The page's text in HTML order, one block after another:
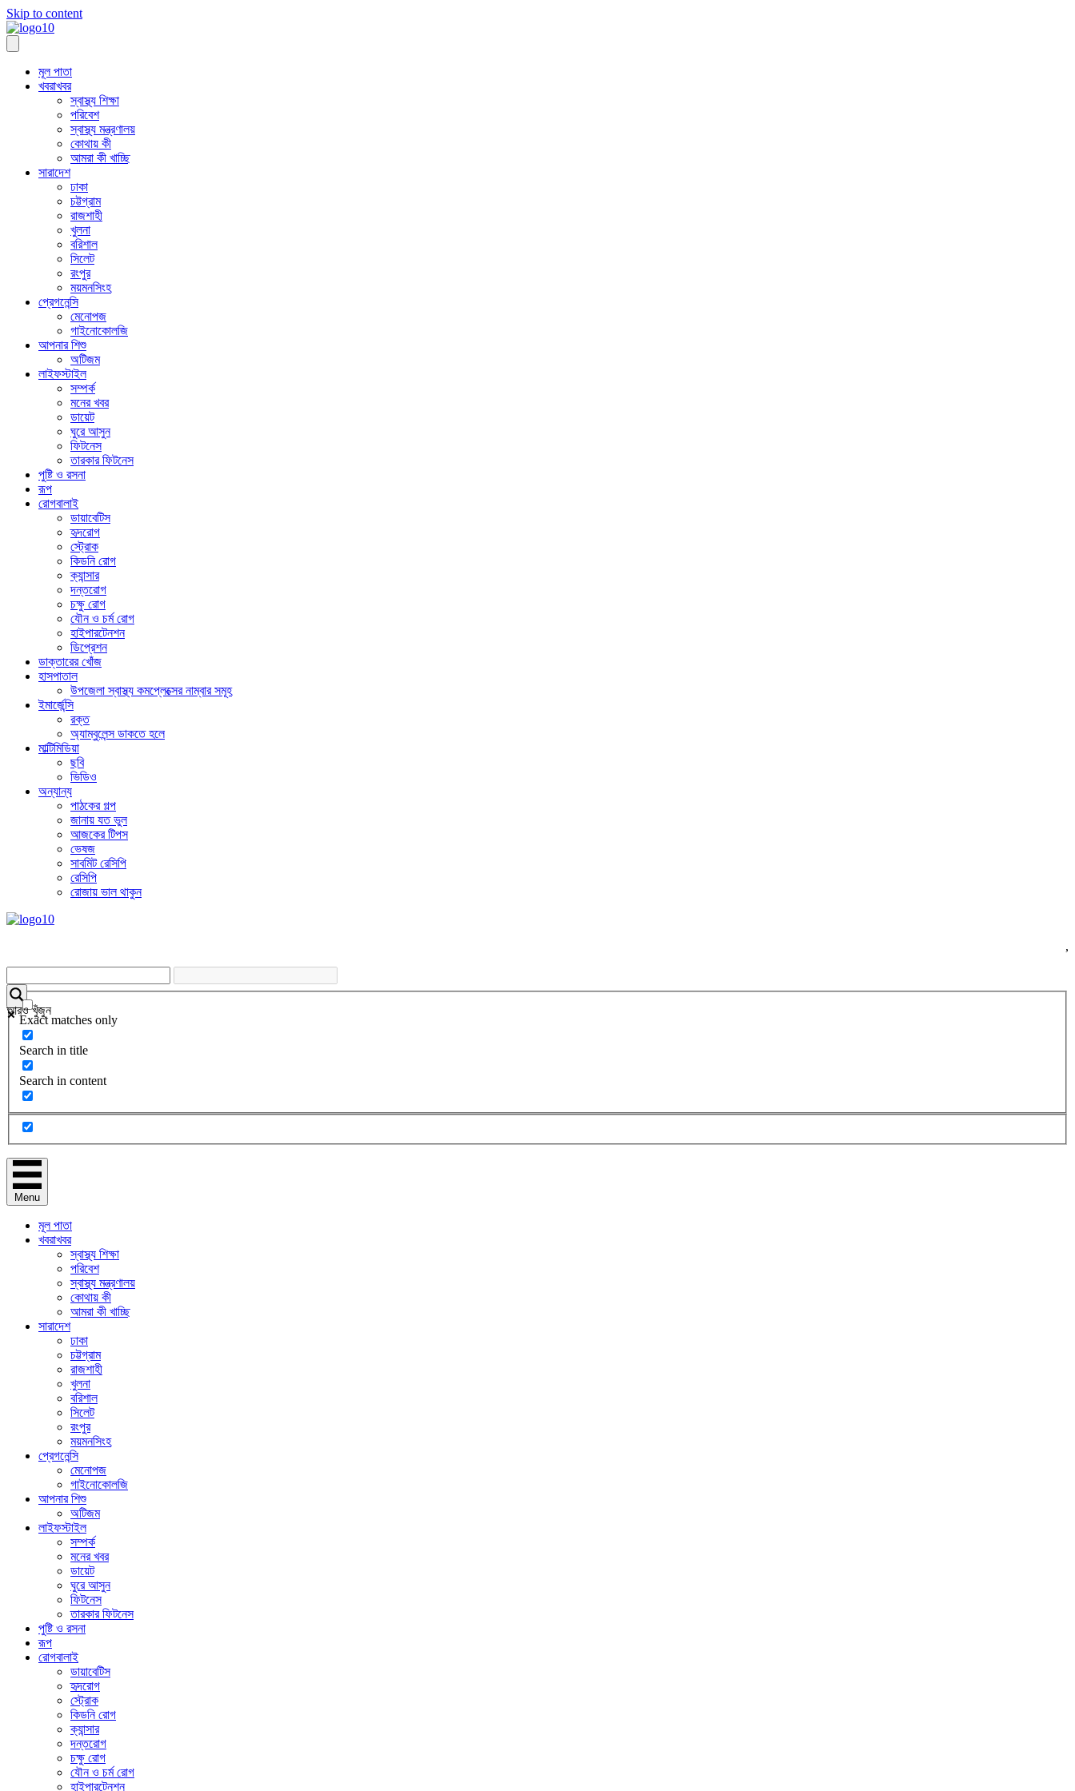
Skip to content
মূল পাতা
খবরাখবর
স্বাস্থ্য শিক্ষা
পরিবেশ
স্বাস্থ্য মন্ত্রণালয়
কোথায় কী
আমরা কী খাচ্ছি
সারাদেশ
ঢাকা
চট্টগ্রাম
রাজশাহী
খুলনা
বরিশাল
সিলেট
রংপুর
ময়মনসিংহ
প্রেগনেন্সি
মেনোপজ
গাইনোকোলজি
আপনার শিশু
অটিজম
লাইফস্টাইল
সম্পর্ক
মনের খবর
ডায়েট
ঘুরে আসুন
ফিটনেস
তারকার ফিটনেস
পুষ্টি ও রসনা
রূপ
রোগবালাই
ডায়াবেটিস
হৃদরোগ
স্ট্রোক
কিডনি রোগ
ক্যান্সার
দন্তরোগ
চক্ষু রোগ
যৌন ও চর্ম রোগ
হাইপারটেনশন
ডিপ্রেশন
ডাক্তারের খোঁজ
হাসপাতাল
উপজেলা স্বাস্থ্য কমপ্লেক্সের নাম্বার সমূহ
ইমার্জেন্সি
রক্ত
অ্যাম্বুলেন্স ডাকতে হলে
মাল্টিমিডিয়া
ছবি
ভিডিও
অন্যান্য
পাঠকের গল্প
জানায় যত ভুল
আজকের টিপস
ভেষজ
সাবমিট রেসিপি
রেসিপি
রোজায় ভাল থাকুন
,
আরও খুঁজুন
Exact matches only
Search in title
Search in content
Menu
মূল পাতা
খবরাখবর
স্বাস্থ্য শিক্ষা
পরিবেশ
স্বাস্থ্য মন্ত্রণালয়
কোথায় কী
আমরা কী খাচ্ছি
সারাদেশ
ঢাকা
চট্টগ্রাম
রাজশাহী
খুলনা
বরিশাল
সিলেট
রংপুর
ময়মনসিংহ
প্রেগনেন্সি
মেনোপজ
গাইনোকোলজি
আপনার শিশু
অটিজম
লাইফস্টাইল
সম্পর্ক
মনের খবর
ডায়েট
ঘুরে আসুন
ফিটনেস
তারকার ফিটনেস
পুষ্টি ও রসনা
রূপ
রোগবালাই
ডায়াবেটিস
হৃদরোগ
স্ট্রোক
কিডনি রোগ
ক্যান্সার
দন্তরোগ
চক্ষু রোগ
যৌন ও চর্ম রোগ
হাইপারটেনশন